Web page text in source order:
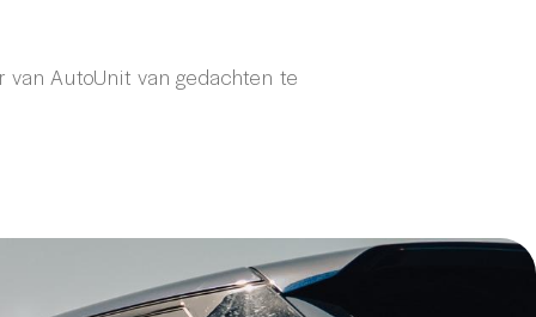
van AutoUnit van gedachten te